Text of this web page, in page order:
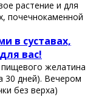
раcтeниe и для
почeчнокамeнной
в cуcтавах,
ваc!
желатина
30 дней). Вечеpoм
без веpха)